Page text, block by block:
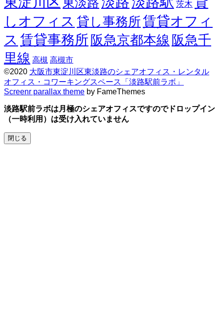
茨木
しオフィス 貸し事務所賃貸オフィ
ス 賃貸事務所 阪急京都本線 阪急千
里線 高槻 高槻市
©2020 大阪市東淀川区東淡路のシェアオフィス・レンタル
オフィス・コワーキングスペース「淡路駅前ラボ」
Screenr parallax theme by FameThemes
淡路駅前ラボは月極のシェアオフィスですのでドロップイン
（一時利用）は受け入れていません
閉じる